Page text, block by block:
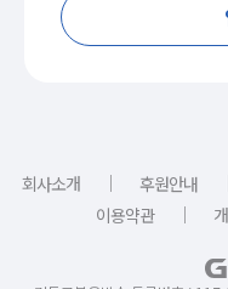
회사소개 ｜ 후원안내
이용약관
｜